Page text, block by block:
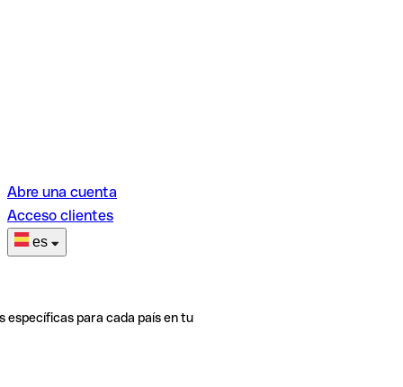
Abre una cuenta
Acceso clientes
es
específicas para cada país en tu